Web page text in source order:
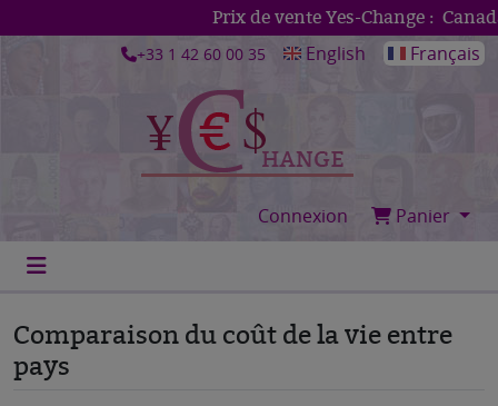
Prix de vente Yes-Change : Canada
+33 1 42 60 00 35 English Français
Connexion Panier
Comparaison du coût de la vie entre
pays